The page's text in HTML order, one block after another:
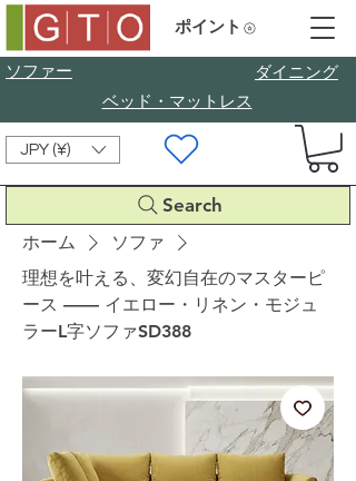
ソファー
​ダイニング
ベッド・マットレス
JPY (¥)
Search
ポイント
ホーム
ソファ
理想を叶える、変幻自在のマスターピ
ース —— イエロー・リネン・モジュ
ラーL字ソファSD388